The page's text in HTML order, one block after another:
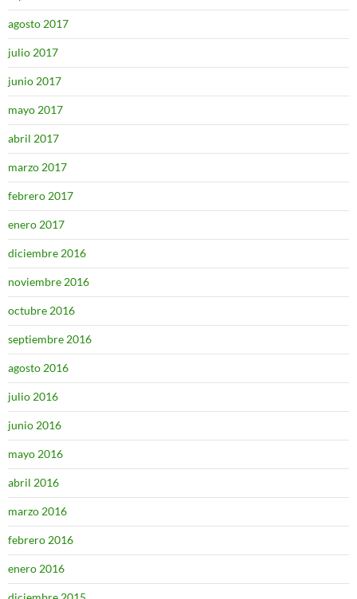
agosto 2017
julio 2017
junio 2017
mayo 2017
abril 2017
marzo 2017
febrero 2017
enero 2017
diciembre 2016
noviembre 2016
octubre 2016
septiembre 2016
agosto 2016
julio 2016
junio 2016
mayo 2016
abril 2016
marzo 2016
febrero 2016
enero 2016